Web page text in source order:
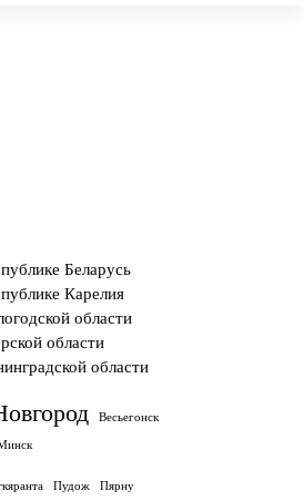
Беларусь
Карелия
области
области
области
Весьегонск
Пудож Пярну